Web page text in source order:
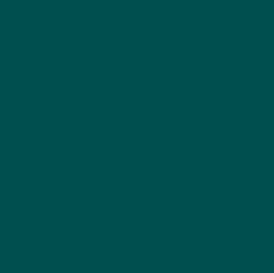
příchod 30 minut před
aby si vše na
stihli přichystat. Pokud